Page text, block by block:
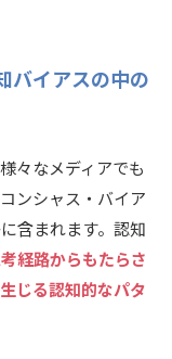
バイアスの中の
々なメディアでも
ンシャス・バイア
含まれます。認知
経路からもたらさ
じる認知的なパタ